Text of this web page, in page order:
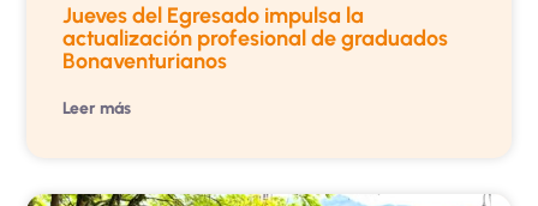
Jueves del Egresado impulsa la
actualización profesional de graduados
Bonaventurianos
Leer más